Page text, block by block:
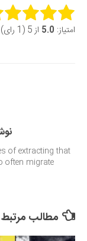
Rate this item:
امتیاز: 5.0 از 5 (1 رای)
of extracting that
migrate...
مطالب